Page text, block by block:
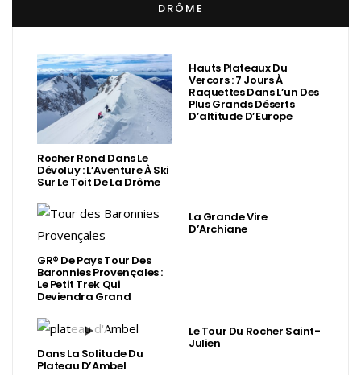
DRÔME
Rocher Rond Dans Le
Dévoluy : L’Aventure À Ski
Sur Le Toit De La Drôme
Hauts Plateaux Du
Vercors : 7 Jours À
Raquettes Dans L’un Des
Plus Grands Déserts
D’altitude D’Europe
GR® De Pays Tour Des
Baronnies Provençales :
Le Petit Trek Qui
Deviendra Grand
La Grande Vire
D’Archiane
Dans La Solitude Du
Plateau D’Ambel
Le Tour Du Rocher Saint-
Julien